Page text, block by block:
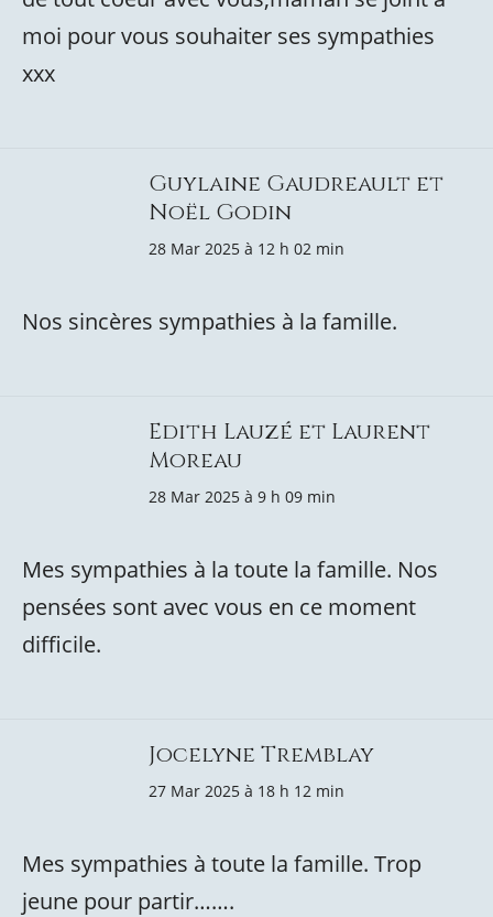
moi pour vous souhaiter ses sympathies
xxx
Guylaine Gaudreault et
Noël Godin
28 Mar 2025 à 12 h 02 min
Nos sincères sympathies à la famille.
Edith Lauzé et Laurent
Moreau
28 Mar 2025 à 9 h 09 min
Mes sympathies à la toute la famille. Nos
pensées sont avec vous en ce moment
difficile.
Jocelyne Tremblay
27 Mar 2025 à 18 h 12 min
Mes sympathies à toute la famille. Trop
jeune pour partir…….